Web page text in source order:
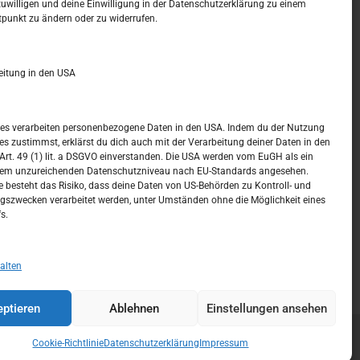
und deine Einwilligung in der Datenschutzerklärung zu einem
zu ändern oder zu widerrufen.
in den USA
verarbeiten personenbezogene Daten in den USA. Indem du der Nutzung
zustimmst, erklärst du dich auch mit der Verarbeitung deiner Daten in den
49 (1) lit. a DSGVO einverstanden. Die USA werden vom EuGH als ein
unzureichenden Datenschutzniveau nach EU-Standards angesehen.
besteht das Risiko, dass deine Daten von US-Behörden zu Kontroll- und
verarbeitet werden, unter Umständen ohne die Möglichkeit eines
Ablehnen Einstellungen ansehen
Cookie-RichtlinieDatenschutzerklärung Impressum
–
Kalendar
4 5 6 7 8 9 10
11 12 13 14 15 16
18 19 20 21 22 23 24